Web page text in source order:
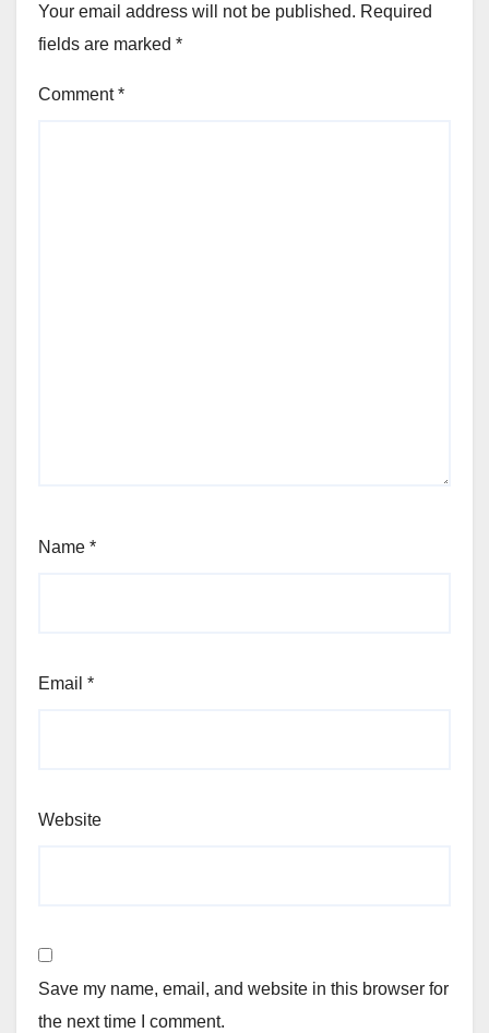
Your email address will not be published. Required
fields are marked *
Comment*
Name *
Email *
Website
Save my name, email, and website in this browser for
the next time I comment.